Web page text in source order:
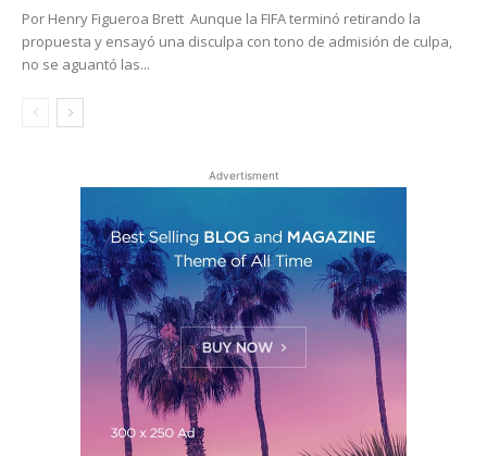
Por Henry Figueroa Brett Aunque la FIFA terminó retirando la
propuesta y ensayó una disculpa con tono de admisión de culpa,
no se aguantó las...
Advertisment